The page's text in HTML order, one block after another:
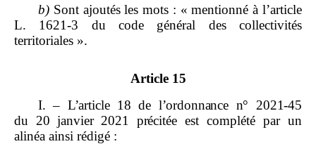
b) Sont ajoutés les mots : « mentionné à l’article
L. 1621‑3 du code général des collectivités
territoriales ».
Article 15
I. – L’article 18 de l’ordonnance n° 2021‑45
du
20 janvier 2021 précitéeest complété par un
alinéa ainsi rédigé :